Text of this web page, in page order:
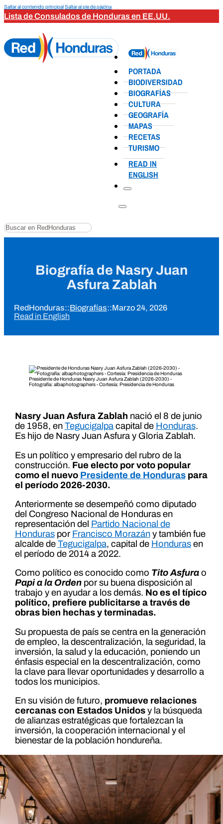
Saltar al contenido principalSaltar al pie de página
Lista de Consulados de Honduras en EE.UU.
PORTADA
BIODIVERSIDAD
BIOGRAFÍAS
CULTURA
GEOGRAFÍA
MAPAS
RECETAS
TURISMO
READ IN
ENGLISH
Buscar
Biografía de Nasry Juan
Asfura Zablah
RedHonduras::Biografías::Marzo 24, 2026
Read in English
Presidente de Honduras Nasry Juan Asfura Zablah (2026-2030) -
Fotografía: albaphotographers - Cortesía: Presidencia de Honduras
Nasry Juan Asfura Zablah nació el 8 de junio
de 1958, en Tegucigalpacapital de Honduras.
Es hijo de Nasry Juan Asfura y Gloria Zablah.
Es un político y empresario del rubro de la
construcción. Fue electo por voto popular
como el nuevo Presidente de Honduraspara
el período 2026-2030.
Anteriormente se desempeñó como diputado
del Congreso Nacional de Honduras en
representación del Partido Nacional de
Honduraspor Francisco Morazány también fue
alcalde de Tegucigalpa, capital de Hondurasen
el período de 2014 a 2022.
Como político es conocido como Tito Asfurao
Papi a la Ordenpor su buena disposición al
trabajo y en ayudar a los demás. No es el típico
político, prefiere publicitarse a través de
obras bien hechas y terminadas.
Su propuesta de país se centra en la generación
de empleo, la descentralización, la seguridad, la
inversión, la salud y la educación, poniendo un
énfasis especial en la descentralización, como
la clave para llevar oportunidades y desarrollo a
todos los municipios.
En su visión de futuro, promueve relaciones
cercanas con Estados Unidosy la búsqueda
de alianzas estratégicas que fortalezcan la
inversión, la cooperación internacional y el
bienestar de la población hondureña.